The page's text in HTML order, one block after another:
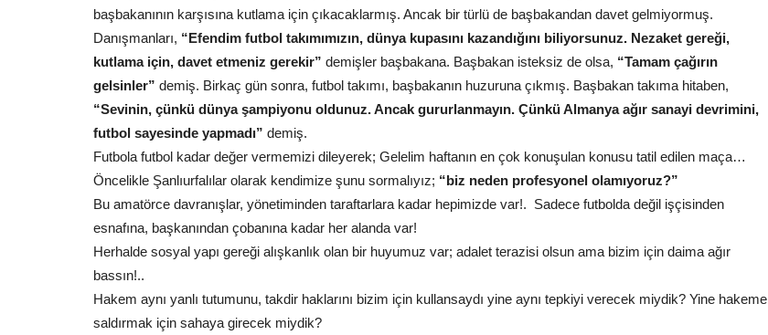
başbakanının karşısına kutlama için çıkacaklarmış. Ancak bir türlü de başbakandan davet gelmiyormuş.
Danışmanları, “Efendim futbol takımımızın, dünya kupasını kazandığını biliyorsunuz. Nezaket gereği,
kutlama için, davet etmeniz gerekir” demişler başbakana. Başbakan isteksiz de olsa, “Tamam çağırın
gelsinler” demiş. Birkaç gün sonra, futbol takımı, başbakanın huzuruna çıkmış. Başbakan takıma hitaben,
“Sevinin, çünkü dünya şampiyonu oldunuz. Ancak gururlanmayın. Çünkü Almanya ağır sanayi devrimini,
futbol sayesinde yapmadı” demiş.
Futbola futbol kadar değer vermemizi dileyerek; Gelelim haftanın en çok konuşulan konusu tatil edilen maça…
Öncelikle Şanlıurfalılar olarak kendimize şunu sormalıyız; “biz neden profesyonel olamıyoruz?”
Bu amatörce davranışlar, yönetiminden taraftarlara kadar hepimizde var!. Sadece futbolda değil işçisinden
esnafına, başkanından çobanına kadar her alanda var!
Herhalde sosyal yapı gereği alışkanlık olan bir huyumuz var; adalet terazisi olsun ama bizim için daima ağır
bassın!..
Hakem aynı yanlı tutumunu, takdir haklarını bizim için kullansaydı yine aynı tepkiyi verecek miydik? Yine hakeme
saldırmak için sahaya girecek miydik?
Spor
Şanlıurfaspor’da İlk Etap Tamamlandı:
Rota Şimdi Bolu!
Trendyol 1. Lig temsilcimiz Kızılkaya Tarım Şanlıurfaspor, 2026-
2027 sezonu hazırlıklarının...
Köşe Yazıları
Ağustos 5, 2026 0